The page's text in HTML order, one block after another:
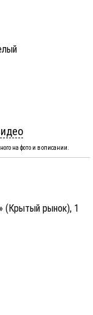
на фото и в описании.
(Крытый рынок), 1